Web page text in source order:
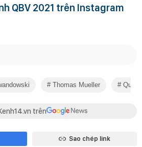
QBV 2021 trên Instagram
Thomas Mueller Quả
trên
Sao chép link